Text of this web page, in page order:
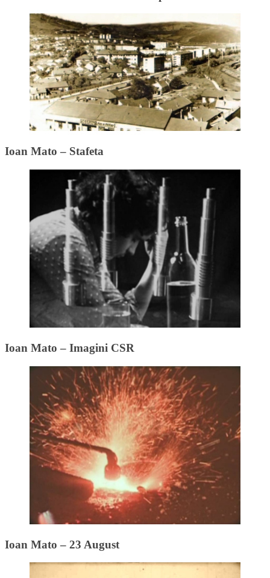
Ioan Mato – Stafeta
Ioan Mato – Imagini CSR
Ioan Mato – 23 August